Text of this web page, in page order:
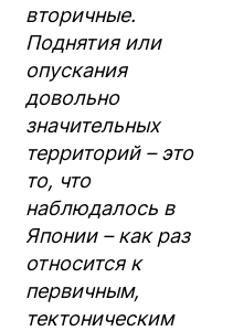
вторичные.
Поднятия или
опускания
довольно
значительных
территорий – это
то, что
наблюдалось в
Японии – как раз
относится к
первичным,
тектоническим